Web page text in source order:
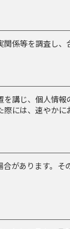
係等を調査し、
講じ、個人情
には、速やかに
があります。